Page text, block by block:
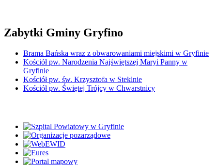
Zabytki Gminy Gryfino
Brama Bańska wraz z obwarowaniami miejskimi w Gryfinie
Kościół pw. Narodzenia Najświętszej Maryi Panny w
Gryfinie
Kościół pw. św. Krzysztofa w Steklnie
Kościół pw. Świętej Trójcy w Chwarstnicy